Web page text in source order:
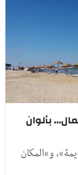
بألوان
و»المكان